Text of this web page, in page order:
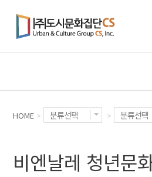
HOME > 분류선택 > 분류선택
비엔날레 청년문